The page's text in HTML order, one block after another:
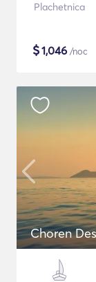
Plachetnica
$1,046 /noc
Choren